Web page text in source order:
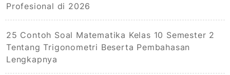
Profesional di 2026
25 Contoh Soal Matematika Kelas 10 Semester 2
Tentang Trigonometri Beserta Pembahasan
Lengkapnya